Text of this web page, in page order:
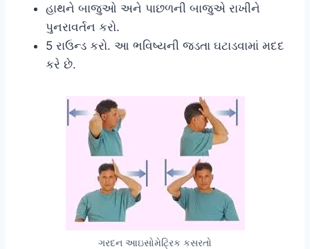
હાથને બાજુઓ અને પાછળની બાજુએ રાખીને
પુનરાવર્તન કરો.
5 રાઉન્ડ કરો. આ ભવિષ્યની જડતા ઘટાડવામાં મદદ
કરે છે.
ગરદન આઇસોમેટ્રિક કસરતો